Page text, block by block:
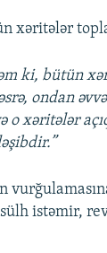
xəritələr
ki, bütün
ondan
xəritələr
istəmir,